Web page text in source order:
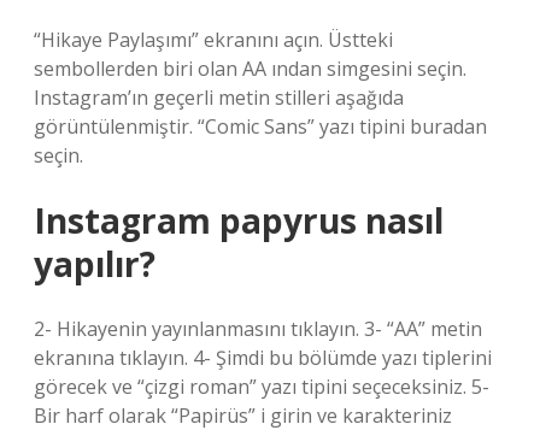
“Hikaye Paylaşımı” ekranını açın. Üstteki
sembollerden biri olan AA ından simgesini seçin.
Instagram’ın geçerli metin stilleri aşağıda
görüntülenmiştir. “Comic Sans” yazı tipini buradan
seçin.
Instagram papyrus nasıl
yapılır?
2- Hikayenin yayınlanmasını tıklayın. 3- “AA” metin
ekranına tıklayın. 4- Şimdi bu bölümde yazı tiplerini
görecek ve “çizgi roman” yazı tipini seçeceksiniz. 5-
Bir harf olarak “Papirüs” i girin ve karakteriniz